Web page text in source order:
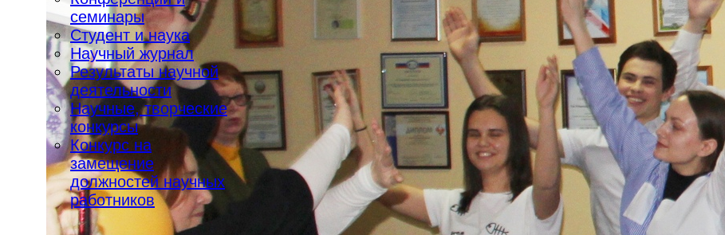
семинары
Студент и наука
Научный журнал
Результаты научной
деятельности
Научные, творческие
конкурсы
Конкурс на
замещение
должностей научных
работников